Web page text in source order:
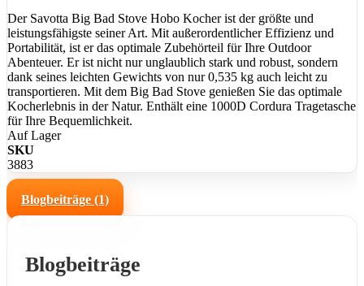
Der Savotta Big Bad Stove Hobo Kocher ist der größte und
leistungsfähigste seiner Art. Mit außerordentlicher Effizienz und
Portabilität, ist er das optimale Zubehörteil für Ihre Outdoor
Abenteuer. Er ist nicht nur unglaublich stark und robust, sondern
dank seines leichten Gewichts von nur 0,535 kg auch leicht zu
transportieren. Mit dem Big Bad Stove genießen Sie das optimale
Kocherlebnis in der Natur. Enthält eine 1000D Cordura Tragetasche
für Ihre Bequemlichkeit.
Auf Lager
SKU
3883
Blogbeiträge (1)
Blogbeiträge